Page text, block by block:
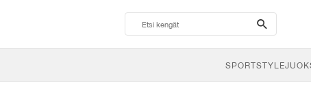
search-
btn
SPORTSTYLE